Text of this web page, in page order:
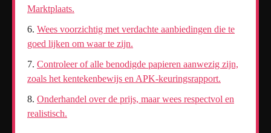
Marktplaats.
Wees voorzichtig met verdachte aanbiedingen die te
goed lijken om waar te zijn.
Controleer of alle benodigde papieren aanwezig zijn,
zoals het kentekenbewijs en APK-keuringsrapport.
Onderhandel over de prijs, maar wees respectvol en
realistisch.